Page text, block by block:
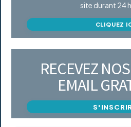
site durant 24
CLIQUEZ
RECEVEZ
EMAIL